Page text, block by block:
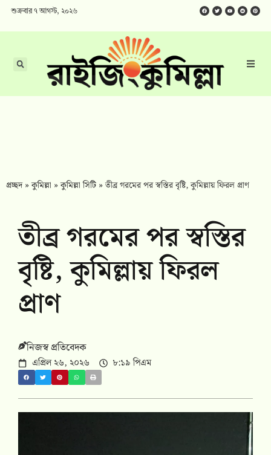
শুক্রবার ৭ আগস্ট, ২০২৬
প্রচ্ছদ»কুমিল্লা »কুমিল্লা সিটি »তীব্র গরমের পর স্বস্তির বৃষ্টি, কুমিল্লায় ফিরল প্রাণ
তীব্র গরমের পর স্বস্তির
বৃষ্টি, কুমিল্লায় ফিরল
প্রাণ
নিজস্ব প্রতিবেদক
এপ্রিল ২৬, ২০২৬ ৮:১৯ পিএম